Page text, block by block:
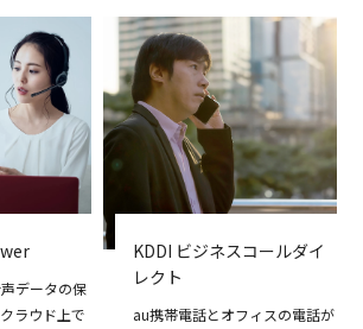
データの保
ラウド上で
KDDI ビジネスコールダイ
レクト
au携帯電話とオフィスの電話が